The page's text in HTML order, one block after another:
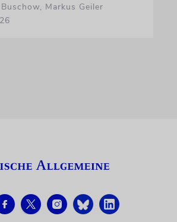
Markus Geiler